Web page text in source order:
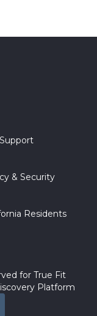
Support
& Security
Residents
for True Fit
Platform